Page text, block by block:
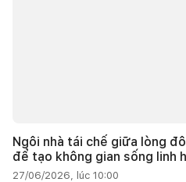
Ngôi nhà tái chế giữa lòng
để tạo không gian sống linh
27/06/2026, lúc 10:00